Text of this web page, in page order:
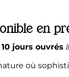
en
jours ouvrés
où